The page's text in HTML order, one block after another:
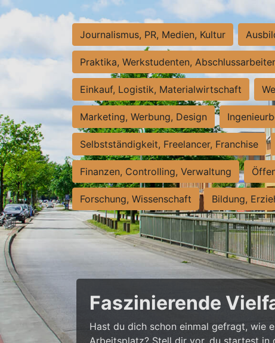
Journalismus, PR, Medien, Kultur
Praktika, Werkstudenten,
Einkauf, Logistik, Materialwirtschaft
Marketing, Werbung, Design
Selbstständigkeit, Freelancer, Franchise
Finanzen, Controlling, Verwaltung
Forschung, Wissenschaft Bildung,
Faszinierende
Hast du dich schon einmal gefragt, wie